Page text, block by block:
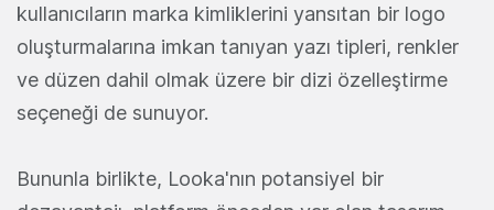
kullanıcıların marka kimliklerini yansıtan bir logo
oluşturmalarına imkan tanıyan yazı tipleri, renkler
ve düzen dahil olmak üzere bir dizi özelleştirme
seçeneği de sunuyor.
Bununla birlikte, Looka'nın potansiyel bir